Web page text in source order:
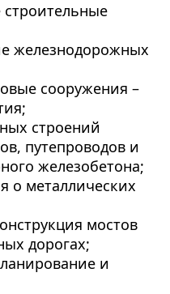
железнодорожных
сооружения –
строений
путепроводов и
железобетона;
о металлических
мостов
дорогах;
и